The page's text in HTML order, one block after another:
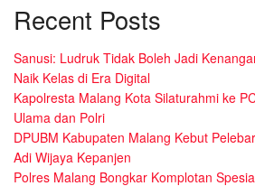
Recent Posts
Sanusi: Ludruk Tidak Boleh Jadi
Naik Kelas di Era Digital
Kapolresta Malang Kota Silaturahmi ke
Ulama dan Polri
DPUBM Kabupaten Malang Kebut
Adi Wijaya Kepanjen
Polres Malang Bongkar Komplotan